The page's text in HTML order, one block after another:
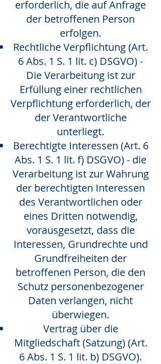
erforderlich, die auf Anfrage
der betroffenen Person
erfolgen.
Rechtliche Verpflichtung (Art.
6 Abs. 1 S. 1 lit. c) DSGVO) -
Die Verarbeitung ist zur
Erfüllung einer rechtlichen
Verpflichtung erforderlich, der
der Verantwortliche
unterliegt.
Berechtigte Interessen (Art. 6
Abs. 1 S. 1 lit. f) DSGVO) - die
Verarbeitung ist zur Wahrung
der berechtigten Interessen
des Verantwortlichen oder
eines Dritten notwendig,
vorausgesetzt, dass die
Interessen, Grundrechte und
Grundfreiheiten der
betroffenen Person, die den
Schutz personenbezogener
Daten verlangen, nicht
überwiegen.
Vertrag über die
Mitgliedschaft (Satzung) (Art.
6 Abs. 1 S. 1 lit. b) DSGVO).